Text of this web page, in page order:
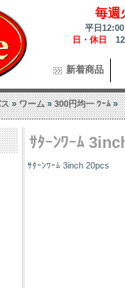
毎週
平日
日・休日
新着商品
»ワーム»300円均一 ﾜｰﾑ»
ｻﾀｰﾝﾜｰﾑ
ｻﾀｰﾝﾜｰﾑ 3inch 20pcs